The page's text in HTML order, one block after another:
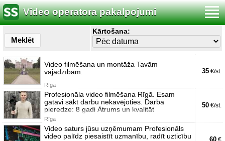
Video operatora pakalpojumi
Meklēt
Kārtošana:
Video filmēšana un montāža Tavām
vajadzībām.
Rīga
35 €/st.
Profesionāla video filmēšana Rīgā. Esam
gatavi sākt darbu nekavējoties. Darba
pieredze: 8 gadi Ātrums un kvalitāt
Rīga
50 €/st.
Video saturs jūsu uzņēmumam Profesionāls
video palīdz piesaistīt uzmanību, radīt uzticību
60 €